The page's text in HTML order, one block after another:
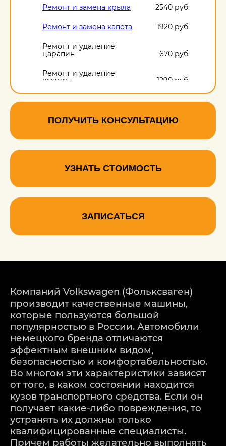
Ремонт и замена крыла 2540 руб.
Ремонт и замена капота 1920 руб.
Ремонт и удаление
царапин 670 руб.
Ремонт и удаление
вмятин 1290 руб.
Ремонт и удаление
ПОЛУЧИТЬ КОНСУЛЬТАЦИЮ
УЗНАТЬ СТОИМОСТЬ
ЗАПИСАТЬСЯ
Компаний Volkswagen (Фольксваген)
производит качественные машины,
которые пользуются большой
популярностью в России. Автомобили
немецкого бренда отличаются
эффектным внешним видом,
безопасностью и комфортабельностью.
Во многом эти характеристики зависят
от того, в каком состоянии находится
кузов транспортного средства. Если он
получает какие-либо повреждения, то
устранять их должны только
квалифицированные специалисты.
Причем работы желательно выполнять